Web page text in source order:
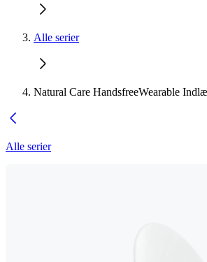
Alle serier
Natural Care HandsfreeWearable
Alle serier